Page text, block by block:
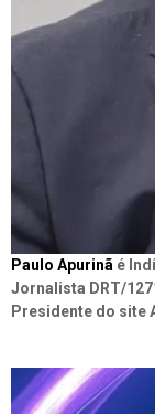
Paulo Apurinã é
Jornalista DRT/
Presidente do site